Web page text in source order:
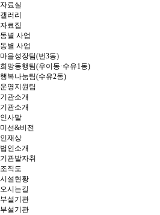
자료실
갤러리
자료집
동별 사업
동별 사업
마을성장팀(번3동)
희망동행팀(우이동·수유1동)
행복나눔팀(수유2동)
운영지원팀
기관소개
기관소개
인사말
미션&비전
인재상
법인소개
기관발자취
조직도
시설현황
오시는길
부설기관
부설기관